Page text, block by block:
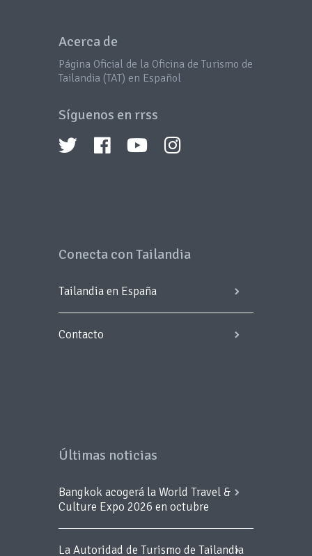
Acerca de
Página Oficial de la Oficina de Turismo de
Tailandia (TAT) en Español
Síguenos en rrss
Conecta con Tailandia
Tailandia en España
Contacto
Últimas noticias
Bangkok acogerá la World Travel &
Culture Expo 2026 en octubre
La Autoridad de Turismo de Tailandia